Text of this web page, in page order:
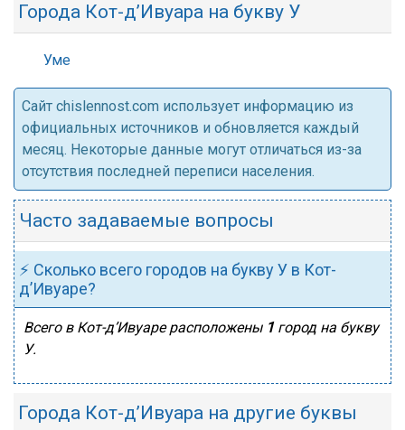
Города Кот-д’Ивуара на букву У
Уме
Cайт chislennost.com использует информацию из
официальных источников и обновляется каждый
месяц. Некоторые данные могут отличаться из-за
отсутствия последней переписи населения.
Часто задаваемые вопросы
⚡ Сколько всего городов на букву У в Кот-
д’Ивуаре?
Всего в Кот-д’Ивуаре расположены 1город на букву
У.
Города Кот-д’Ивуара на другие буквы